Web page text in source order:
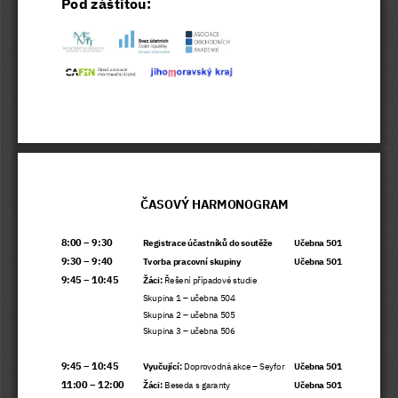
ČASOVÝ HARMONOGRAM
8:00 – 9:30 Registrace účastníků do soutěže Učebna 501
9:30 – 9:40 Tvorba pracovní skupiny Učebna 501
9:45 – 10:45 Žáci: Řešení případové studie
Skupina 1 – učebna 504
Skupina 2 – učebna 505
Skupina 3 – učebna 506
9:45 – 10:45 Vyučující: Doprovodná akce – Seyfor
   Učebna 501
11:00 – 12:00 Žáci: Beseda s garanty Učebna 501